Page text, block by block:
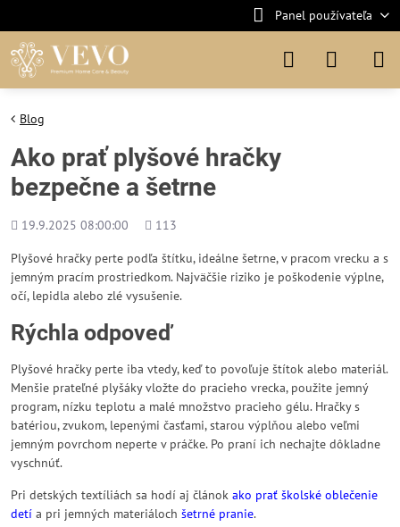
Panel používateľa
Blog
Ako prať plyšové hračky
bezpečne a šetrne
Pridané
19.9.2025 08:00:00
Počet
113
Plyšové hračky perte podľa štítku, ideálne šetrne, v pracom vrecku a s
jemným pracím prostriedkom. Najväčšie riziko je poškodenie výplne,
očí, lepidla alebo zlé vysušenie.
Rýchla odpoveď
Plyšové hračky perte iba vtedy, keď to povoľuje štítok alebo materiál.
Menšie prateľné plyšáky vložte do pracieho vrecka, použite jemný
program, nízku teplotu a malé množstvo pracieho gélu. Hračky s
batériou, zvukom, lepenými časťami, starou výplňou alebo veľmi
jemným povrchom neperte v práčke. Po praní ich nechajte dôkladne
vyschnúť.
Pri detských textíliách sa hodí aj článok ako prať školské oblečenie
detí a pri jemných materiáloch šetrné pranie.